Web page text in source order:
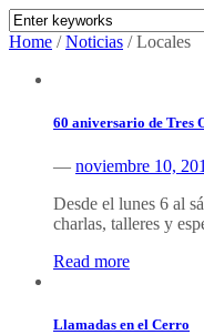
Home /Noticias /Locales
60 aniversario de Tres
— noviembre 10,
Desde el lunes 6 al
charlas, talleres y
Read more
Llamadas en el Cerro